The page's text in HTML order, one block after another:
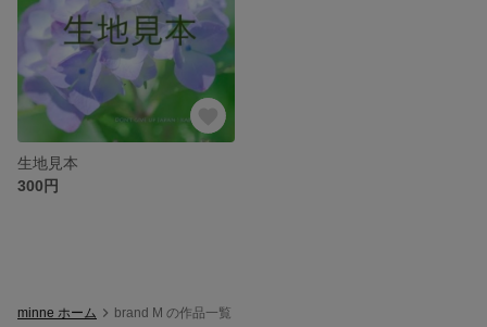
生地見本
300円
minne ホーム brand M の作品一覧